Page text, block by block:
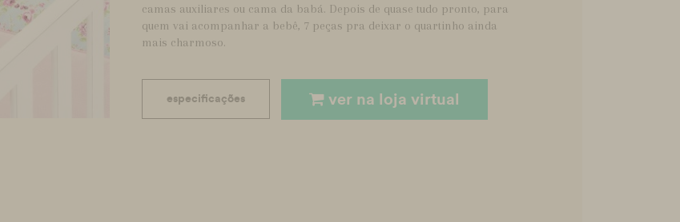
camas auxiliares ou cama da babá. Depois de quase tudo pronto, para
quem vai acompanhar a bebê, 7 peças pra deixar o quartinho ainda
mais charmoso.
especificações ver na loja virtual